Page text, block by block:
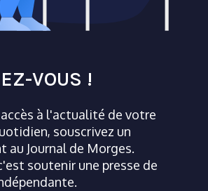
VOUS !
à l'actualité de votre
souscrivez un
au Journal de Morges.
soutenir une presse de